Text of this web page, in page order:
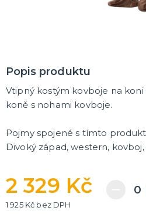
Popis produktu
Vtipný kostým kovboje na
koně s nohami kovboje.
Pojmy spojené s tímto
Divoký západ, western,
2 329 Kč
1 925 Kč bez DPH